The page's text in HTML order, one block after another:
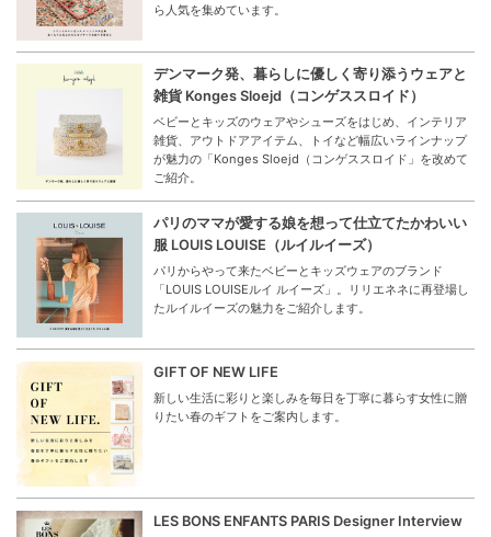
ら人気を集めています。
デンマーク発、暮らしに優しく寄り添うウェアと
雑貨 Konges Sloejd（コンゲススロイド）
ベビーとキッズのウェアやシューズをはじめ、インテリア
雑貨、アウトドアアイテム、トイなど幅広いラインナップ
が魅力の「Konges Sloejd（コンゲススロイド」を改めて
ご紹介。
パリのママが愛する娘を想って仕立てたかわいい
服 LOUIS LOUISE（ルイルイーズ）
パリからやって来たベビーとキッズウェアのブランド
「LOUIS LOUISEルイ ルイーズ」。リリエネネに再登場し
たルイルイーズの魅力をご紹介します。
GIFT OF NEW LIFE
新しい生活に彩りと楽しみを毎日を丁寧に暮らす女性に贈
りたい春のギフトをご案内します。
LES BONS ENFANTS PARIS Designer Interview